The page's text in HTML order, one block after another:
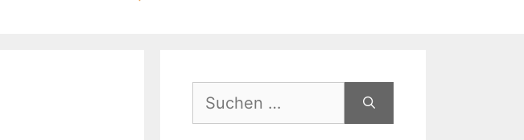
nach: